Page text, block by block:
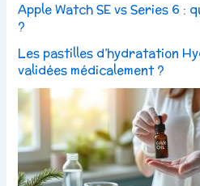
Apple Watch SE vs Series 6 :
?
Les pastilles d’hydratation
validées médicalement ?